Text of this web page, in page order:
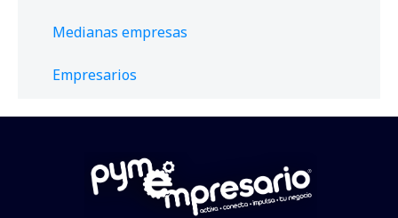
Medianas empresas
Empresarios